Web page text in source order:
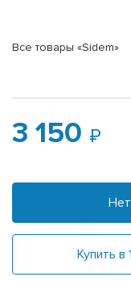
Все товары «Sidem»
3 150
Нет
Купить в